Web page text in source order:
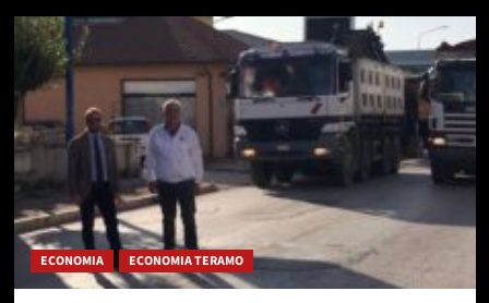
su
fondi
teramano
per
interventi
viari
in
vista
del
Giro
d’Italia
ECONOMIA ECONOMIA TERAMO